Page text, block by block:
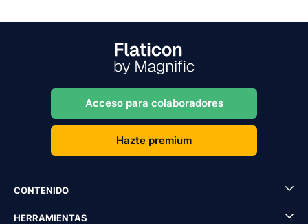
Acceso para colaboradores
Hazte premium
CONTENIDO
HERRAMIENTAS